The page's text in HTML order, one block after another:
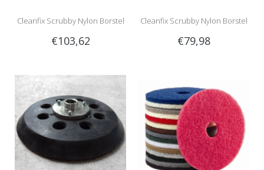
Cleanfix Scrubby Nylon Borstel
Cilindrisch
€103,62
Cleanfix Scrubby Nylon Borstel
€79,98